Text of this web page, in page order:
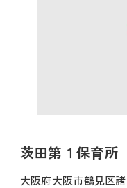
茨田第１保育所
大阪府大阪市鶴見区